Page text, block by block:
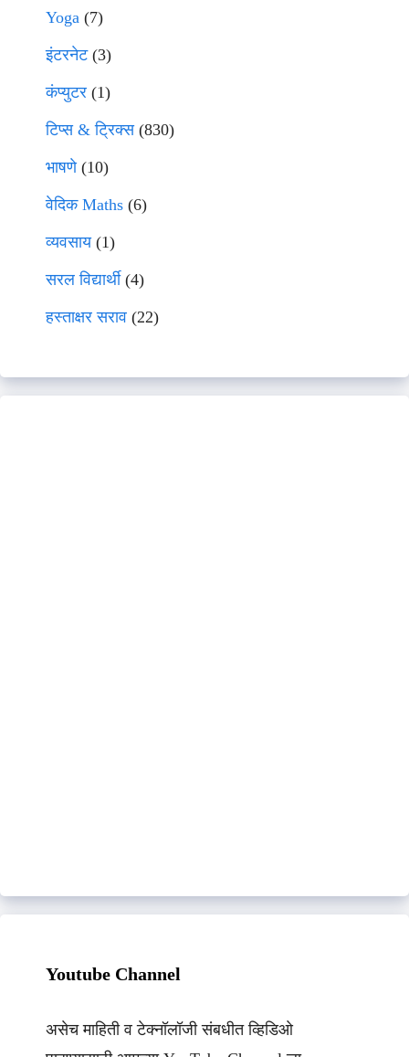
Yoga (7)
इंटरनेट(3)
कंप्युटर (1)
टिप्स & ट्रिक्स(830)
भाषणे(10)
वेदिक Maths (6)
व्यवसाय(1)
सरल विद्यार्थी(4)
हस्ताक्षर सराव (22)
Youtube Channel
असेच माहिती व टेक्नॉलॉजी संबधीत व्हिडिओ